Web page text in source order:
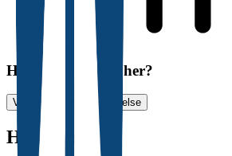
Har du søkt jobb her?
Vurder jobbsøkeropplevelse
Halloooooo?